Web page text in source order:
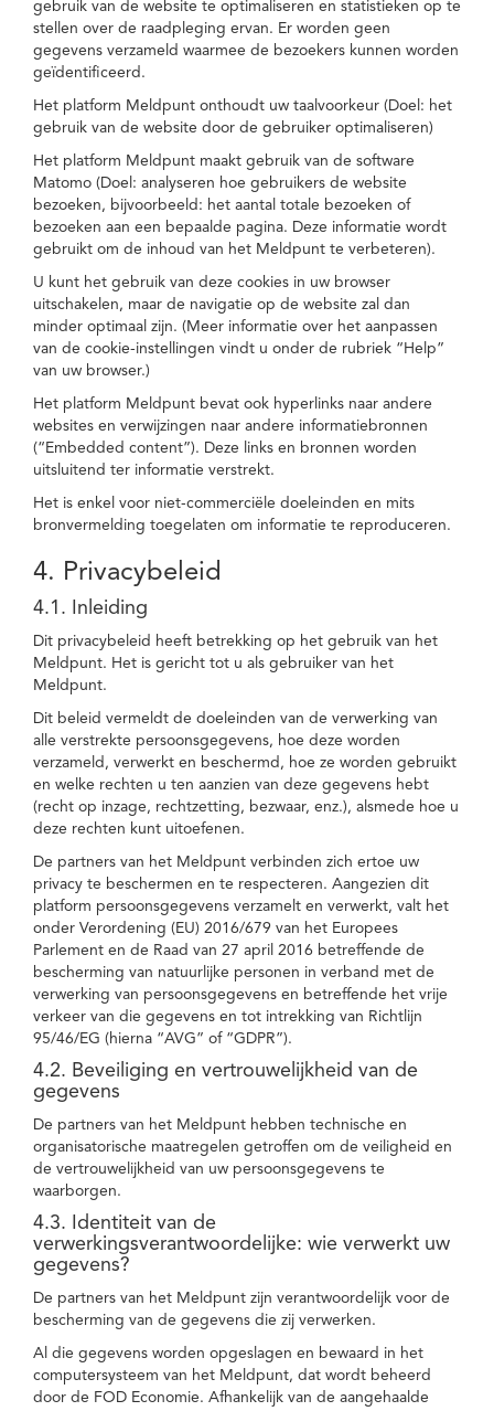
gebruik van de website te optimaliseren en statistieken op te
stellen over de raadpleging ervan. Er worden geen
gegevens verzameld waarmee de bezoekers kunnen worden
geïdentificeerd.
Het platform Meldpunt onthoudt uw taalvoorkeur (Doel: het
gebruik van de website door de gebruiker optimaliseren)
Het platform Meldpunt maakt gebruik van de software
Matomo (Doel: analyseren hoe gebruikers de website
bezoeken, bijvoorbeeld: het aantal totale bezoeken of
bezoeken aan een bepaalde pagina. Deze informatie wordt
gebruikt om de inhoud van het Meldpunt te verbeteren).
U kunt het gebruik van deze cookies in uw browser
uitschakelen, maar de navigatie op de website zal dan
minder optimaal zijn. (Meer informatie over het aanpassen
van de cookie-instellingen vindt u onder de rubriek “Help”
van uw browser.)
Het platform Meldpunt bevat ook hyperlinks naar andere
websites en verwijzingen naar andere informatiebronnen
(“Embedded content”). Deze links en bronnen worden
uitsluitend ter informatie verstrekt.
Het is enkel voor niet-commerciële doeleinden en mits
bronvermelding toegelaten om informatie te reproduceren.
4. Privacybeleid
4.1. Inleiding
Dit privacybeleid heeft betrekking op het gebruik van het
Meldpunt. Het is gericht tot u als gebruiker van het
Meldpunt.
Dit beleid vermeldt de doeleinden van de verwerking van
alle verstrekte persoonsgegevens, hoe deze worden
verzameld, verwerkt en beschermd, hoe ze worden gebruikt
en welke rechten u ten aanzien van deze gegevens hebt
(recht op inzage, rechtzetting, bezwaar, enz.), alsmede hoe u
deze rechten kunt uitoefenen.
De partners van het Meldpunt verbinden zich ertoe uw
privacy te beschermen en te respecteren. Aangezien dit
platform persoonsgegevens verzamelt en verwerkt, valt het
onder Verordening (EU) 2016/679 van het Europees
Parlement en de Raad van 27 april 2016 betreffende de
bescherming van natuurlijke personen in verband met de
verwerking van persoonsgegevens en betreffende het vrije
verkeer van die gegevens en tot intrekking van Richtlijn
95/46/EG (hierna “AVG” of “GDPR”).
4.2. Beveiliging en vertrouwelijkheid van de
gegevens
De partners van het Meldpunt hebben technische en
organisatorische maatregelen getroffen om de veiligheid en
de vertrouwelijkheid van uw persoonsgegevens te
waarborgen.
4.3. Identiteit van de
verwerkingsverantwoordelijke: wie verwerkt uw
gegevens?
De partners van het Meldpunt zijn verantwoordelijk voor de
bescherming van de gegevens die zij verwerken.
Al die gegevens worden opgeslagen en bewaard in het
computersysteem van het Meldpunt, dat wordt beheerd
door de FOD Economie. Afhankelijk van de aangehaalde